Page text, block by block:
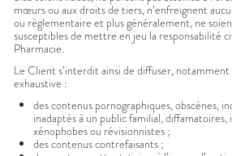
mœurs ou aux droits de tiers, n’enfreignent
ou règlementaire et plus généralement, ne
susceptibles de mettre en jeu la responsabilité
Pharmacie.
Le Client s’interdit ainsi de diffuser,
exhaustive :
des contenus pornographiques, obscènes,
inadaptés à un public familial,
xénophobes ou révisionnistes ;
des contenus contrefaisants ;